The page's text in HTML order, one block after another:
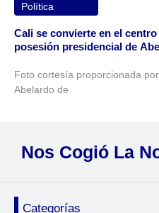
Política
Cali se convierte en el
posesión presidencial de
Foto cortesía proporcionada
Abelardo de
Nos Cogió La
Categorías